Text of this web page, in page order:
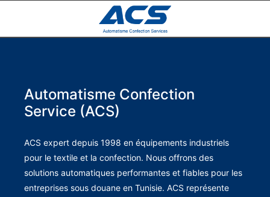
Automatisme Confection
Service (ACS)
ACS expert depuis 1998 en équipements industriels
pour le textile et la confection. Nous offrons des
solutions automatiques performantes et fiables pour les
entreprises sous douane en Tunisie. ACS représente